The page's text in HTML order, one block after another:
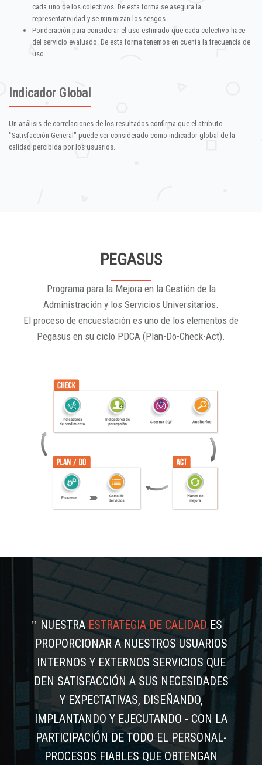
cada uno de los colectivos. De esta forma se asegura la
representatividad y se minimizan los sesgos.
Ponderación para considerar el uso estimado que cada colectivo hace
del servicio evaluado. De esta forma tenemos en cuenta la frecuencia de
uso.
Indicador Global
Un análisis de correlaciones de los resultados confirma que el atributo
"Satisfacción General" puede ser considerado como indicador global de la
calidad percibida por los usuarios.
PEGASUS
Programa para la Mejora en la Gestión de la
Administración y los Servicios Universitarios.
El proceso de encuestación es uno de los elementos de
Pegasus en su ciclo PDCA (Plan-Do-Check-Act).
NUESTRAESTRATEGIA DE CALIDADES
PROPORCIONAR A NUESTROS USUARIOS
INTERNOS Y EXTERNOS SERVICIOS QUE
DEN SATISFACCIÓN A SUS NECESIDADES
Y EXPECTATIVAS, DISEÑANDO,
IMPLANTANDO Y EJECUTANDO - CON LA
PARTICIPACIÓN DE TODO EL PERSONAL-
PROCESOS FIABLES QUE OBTENGAN